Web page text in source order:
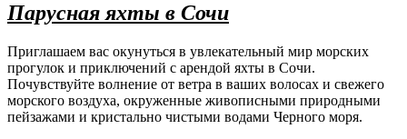
Парусная яхты в Сочи
Приглашаем вас окунуться в увлекательный мир морских
прогулок и приключений с арендой яхты в Сочи.
Почувствуйте волнение от ветра в ваших волосах и свежего
морского воздуха, окруженные живописными природными
пейзажами и кристально чистыми водами Черного моря.